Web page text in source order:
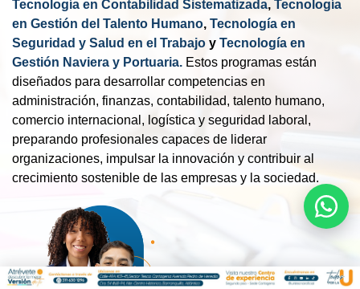
Tecnología en Contabilidad Sistematizada, Tecnología
en Gestión del Talento Humano, Tecnología en
Seguridad y Salud en el Trabajo y Tecnología en
Gestión Naviera y Portuaria. Estos programas están
diseñados para desarrollar competencias en
administración, finanzas, contabilidad, talento humano,
comercio internacional, logística y seguridad laboral,
preparando profesionales capaces de liderar
organizaciones, impulsar la innovación y contribuir al
crecimiento sostenible de las empresas y la sociedad.